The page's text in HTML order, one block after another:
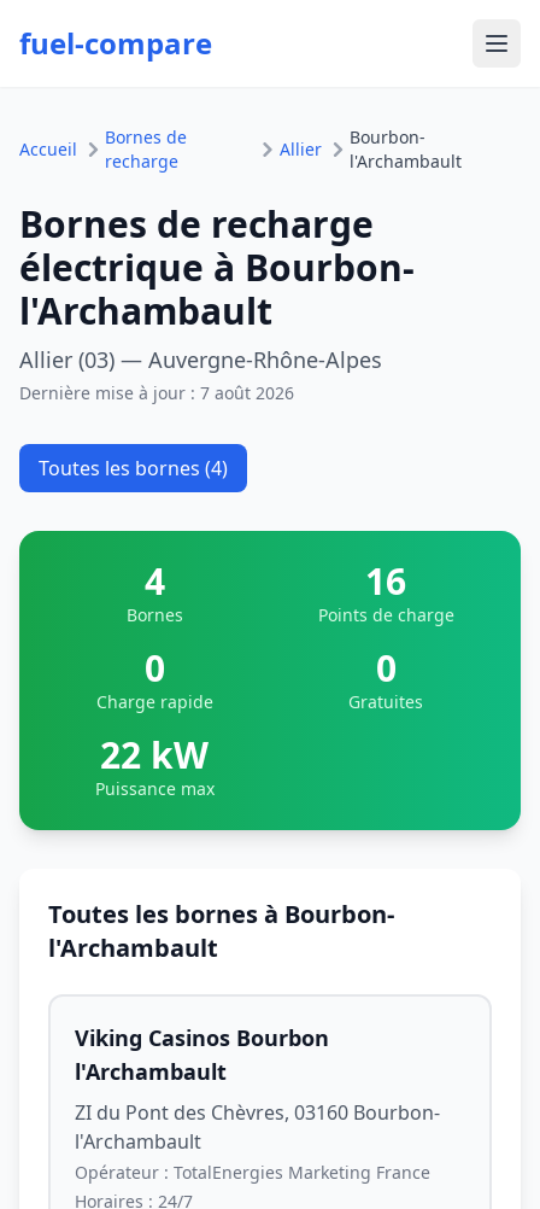
fuel-compare
Accueil
Bornes de
recharge
Allier
Bourbon-
l'Archambault
Bornes de recharge
électrique à Bourbon-
l'Archambault
Allier (03) — Auvergne-Rhône-Alpes
Dernière mise à jour : 7 août 2026
Toutes les bornes (4)
4
Bornes
16
Points de charge
0
Charge rapide
0
Gratuites
22 kW
Puissance max
Toutes les bornes à Bourbon-
l'Archambault
Viking Casinos Bourbon
l'Archambault
ZI du Pont des Chèvres, 03160 Bourbon-
l'Archambault
Opérateur : TotalEnergies Marketing France
Horaires : 24/7